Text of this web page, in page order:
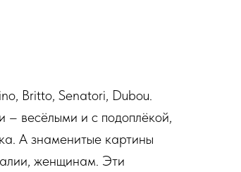
Britto, Senatori, Dubou.
– весёлыми и с подоплёкой,
А знаменитые картины
женщинам. Эти